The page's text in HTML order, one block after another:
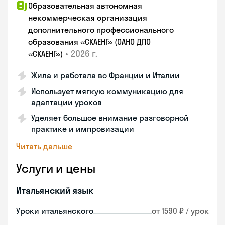
Образовательная автономная
некоммерческая организация
дополнительного профессионального
образования «СКАЕНГ» (ОАНО ДПО
«СКАЕНГ») • 2026 г.
Жила и работала во Франции и Италии
Использует мягкую коммуникацию для
адаптации уроков
Уделяет большое внимание разговорной
практике и импровизации
Читать дальше
Услуги и цены
Итальянский язык
Уроки итальянского от 1590 ₽ / урок